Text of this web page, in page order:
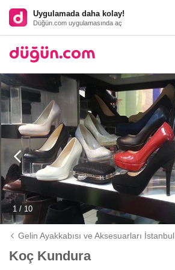
Uygulamada daha kolay!
Düğün.com uygulamasında aç
1 / 10
Gelin Ayakkabısı ve Aksesuarları İstanbul
Koç Kundura